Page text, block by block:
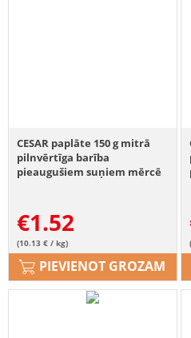
CESAR paplāte 150 g mitrā
pilnvērtīga barība
pieaugušiem suņiem mērcē
€1.52
(10.13 € / kg)
PIEVIENOT GROZAM